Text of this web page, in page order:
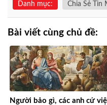
Danh mục: Chia Sẻ Tin
Bài viết cùng chủ đề:
Người bảo gì, các anh cứ